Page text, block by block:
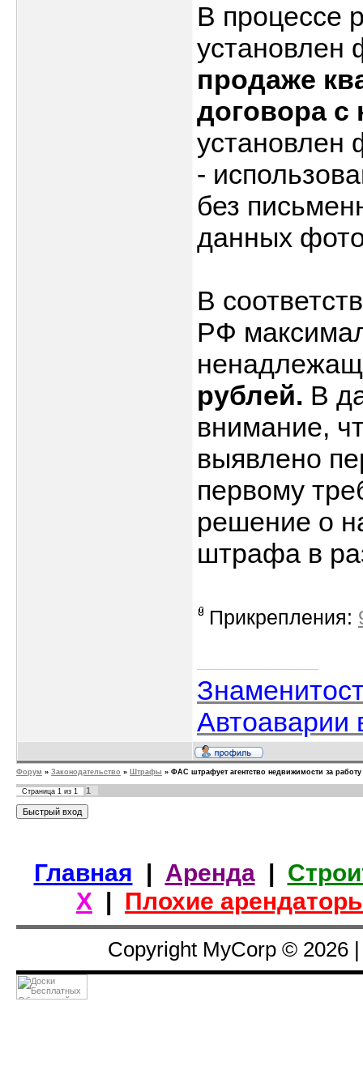
В процессе
установлен
продаже
договора с
установлен
-
без
данных
В
РФ
рублей. В
внимание,
выявлено
первому
решение о
штрафа в
Прикрепления:
Автоаварии
Форум » Законодательство » Штрафы » ФАС штрафует агентство недвижимости за
Страница 1 из 1 1
Главная | Аренда|
Х | Плохие
Copyright MyCorp © 2026